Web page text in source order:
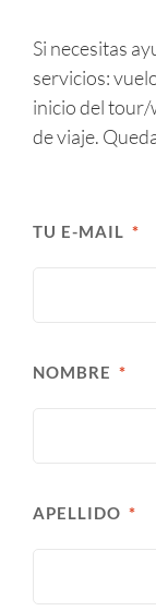
Si necesitas
servicios:
inicio del tour/
de viaje.
TU E-MAIL
NOMBRE
APELLIDO